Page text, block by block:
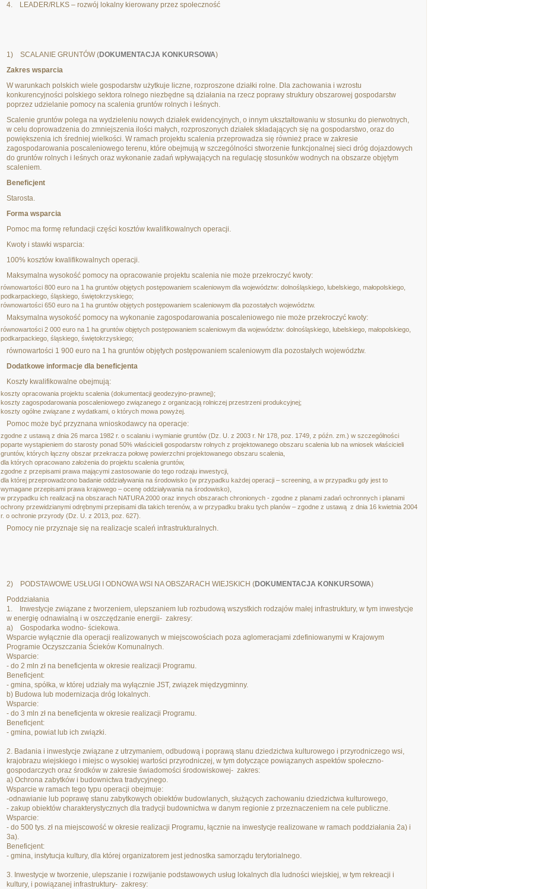
4. LEADER/RLKS – rozwój lokalny kierowany przez społeczność
1) SCALANIE GRUNTÓW (DOKUMENTACJA KONKURSOWA)
Zakres wsparcia
W warunkach polskich wiele gospodarstw użytkuje liczne, rozproszone działki rolne. Dla zachowania i wzrostu
konkurencyjności polskiego sektora rolnego niezbędne są działania na rzecz poprawy struktury obszarowej gospodarstw
poprzez udzielanie pomocy na scalenia gruntów rolnych i leśnych.
Scalenie gruntów polega na wydzieleniu nowych działek ewidencyjnych, o innym ukształtowaniu w stosunku do pierwotnych,
w celu doprowadzenia do zmniejszenia ilości małych, rozproszonych działek składających się na gospodarstwo, oraz do
powiększenia ich średniej wielkości. W ramach projektu scalenia przeprowadza się również prace w zakresie
zagospodarowania poscaleniowego terenu, które obejmują w szczególności stworzenie funkcjonalnej sieci dróg dojazdowych
do gruntów rolnych i leśnych oraz wykonanie zadań wpływających na regulację stosunków wodnych na obszarze objętym
scaleniem.
Beneficjent
Starosta.
Forma wsparcia
Pomoc ma formę refundacji części kosztów kwalifikowalnych operacji.
Kwoty i stawki wsparcia:
100% kosztów kwalifikowalnych operacji.
Maksymalna wysokość pomocy na opracowanie projektu scalenia nie może przekroczyć kwoty:
równowartości 800 euro na 1 ha gruntów objętych postępowaniem scaleniowym dla województw: dolnośląskiego, lubelskiego, małopolskiego,
podkarpackiego, śląskiego, świętokrzyskiego;
równowartości 650 euro na 1 ha gruntów objętych postępowaniem scaleniowym dla pozostałych województw.
Maksymalna wysokość pomocy na wykonanie zagospodarowania poscaleniowego nie może przekroczyć kwoty:
równowartości 2 000 euro na 1 ha gruntów objętych postępowaniem scaleniowym dla województw: dolnośląskiego, lubelskiego, małopolskiego,
podkarpackiego, śląskiego, świętokrzyskiego;
równowartości 1 900 euro na 1 ha gruntów objętych postępowaniem scaleniowym dla pozostałych województw.
Dodatkowe informacje dla beneficjenta
Koszty kwalifikowalne obejmują:
koszty opracowania projektu scalenia (dokumentacji geodezyjno-prawnej);
koszty zagospodarowania poscaleniowego związanego z organizacją rolniczej przestrzeni produkcyjnej;
koszty ogólne związane z wydatkami, o których mowa powyżej.
Pomoc może być przyznana wnioskodawcy na operacje:
zgodne z ustawą z dnia 26 marca 1982 r. o scalaniu i wymianie gruntów (Dz. U. z 2003 r. Nr 178, poz. 1749, z późn. zm.) w szczególności
poparte wystąpieniem do starosty ponad 50% właścicieli gospodarstw rolnych z projektowanego obszaru scalenia lub na wniosek właścicieli
gruntów, których łączny obszar przekracza połowę powierzchni projektowanego obszaru scalenia,
dla których opracowano założenia do projektu scalenia gruntów,
zgodne z przepisami prawa mającymi zastosowanie do tego rodzaju inwestycji,
dla której przeprowadzono badanie oddziaływania na środowisko (w przypadku każdej operacji – screening, a w przypadku gdy jest to
wymagane przepisami prawa krajowego – ocenę oddziaływania na środowisko),
w przypadku ich realizacji na obszarach NATURA 2000 oraz innych obszarach chronionych - zgodne z planami zadań ochronnych i planami
ochrony przewidzianymi odrębnymi przepisami dla takich terenów, a w przypadku braku tych planów – zgodne z ustawą z dnia 16 kwietnia 2004
r. o ochronie przyrody (Dz. U. z 2013, poz. 627).
Pomocy nie przyznaje się na realizacje scaleń infrastrukturalnych.
2) PODSTAWOWE USŁUGI I ODNOWA WSI NA OBSZARACH WIEJSKICH (DOKUMENTACJA KONKURSOWA)
Poddziałania
1. Inwestycje związane z tworzeniem, ulepszaniem lub rozbudową wszystkich rodzajów małej infrastruktury, w tym inwestycje
w energię odnawialną i w oszczędzanie energii- zakresy:
a) Gospodarka wodno- ściekowa.
Wsparcie wyłącznie dla operacji realizowanych w miejscowościach poza aglomeracjami zdefiniowanymi w Krajowym
Programie Oczyszczania Ścieków Komunalnych.
Wsparcie:
- do 2 mln zł na beneficjenta w okresie realizacji Programu.
Beneficjent:
- gmina, spółka, w której udziały ma wyłącznie JST, związek międzygminny.
b) Budowa lub modernizacja dróg lokalnych.
Wsparcie:
- do 3 mln zł na beneficjenta w okresie realizacji Programu.
Beneficjent:
- gmina, powiat lub ich związki.
2. Badania i inwestycje związane z utrzymaniem, odbudową i poprawą stanu dziedzictwa kulturowego i przyrodniczego wsi,
krajobrazu wiejskiego i miejsc o wysokiej wartości przyrodniczej, w tym dotyczące powiązanych aspektów społeczno-
gospodarczych oraz środków w zakresie świadomości środowiskowej- zakres:
a) Ochrona zabytków i budownictwa tradycyjnego.
Wsparcie w ramach tego typu operacji obejmuje:
-odnawianie lub poprawę stanu zabytkowych obiektów budowlanych, służących zachowaniu dziedzictwa kulturowego,
- zakup obiektów charakterystycznych dla tradycji budownictwa w danym regionie z przeznaczeniem na cele publiczne.
Wsparcie:
- do 500 tys. zł na miejscowość w okresie realizacji Programu, łącznie na inwestycje realizowane w ramach poddziałania 2a) i
3a).
Beneficjent:
- gmina, instytucja kultury, dla której organizatorem jest jednostka samorządu terytorialnego.
3. Inwestycje w tworzenie, ulepszanie i rozwijanie podstawowych usług lokalnych dla ludności wiejskiej, w tym rekreacji i
kultury, i powiązanej infrastruktury- zakresy: